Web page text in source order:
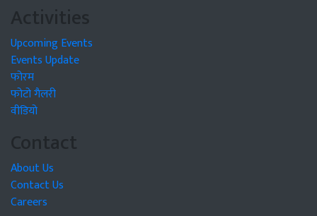
Activities
Upcoming Events
Events Update
फोरम
फोटो गैलरी
वीडियो
Contact
About Us
Contact Us
Careers